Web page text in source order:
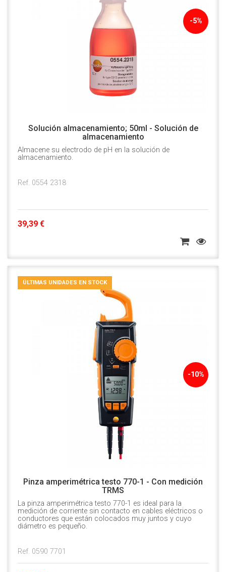
-5%
Solución almacenamiento; 50ml - Solución de
almacenamiento
Almacene su electrodo de pH en la solución de
almacenamiento.
Ref. 0554 2318
39,39 €
-10%
ÚLTIMAS UNIDADES EN STOCK
Pinza amperimétrica testo 770-1 - Con medición
TRMS
La pinza amperimétrica testo 770-1 es ideal para la
medición de corriente sin contacto en cables eléctricos o
conductores que están colocados muy juntos y cuyo
diámetro es pequeño.
Ref. 0590 7701